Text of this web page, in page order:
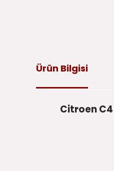
Ürün Bilgisi
Citroen